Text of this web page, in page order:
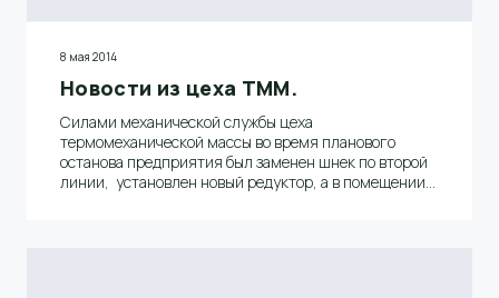
8 мая 2014
Новости из цеха ТММ.
Силами механической службы цеха
термомеханической массы во время планового
останова предприятия был заменен шнек по второй
линии, установлен новый редуктор, а в помещении